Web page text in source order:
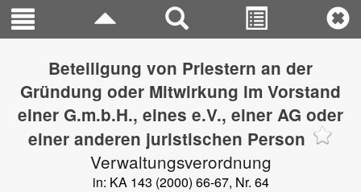
Beteiligung von Priestern an der
Gründung oder Mitwirkung im Vorstand
einer G.m.b.H., eines e.V., einer AG oder
einer anderen juristischen Person
Verwaltungsverordnung
in: KA 143 (2000) 66-67, Nr. 64